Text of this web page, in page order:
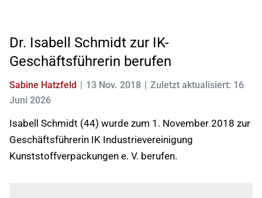
Dr. Isabell Schmidt zur IK-
Geschäftsführerin berufen
Sabine Hatzfeld 13 Nov. 2018
Zuletzt aktualisiert: 16
Juni 2026
Isabell Schmidt (44) wurde zum 1. November 2018 zur
Geschäftsführerin IK Industrievereinigung
Kunststoffverpackungen e. V. berufen.